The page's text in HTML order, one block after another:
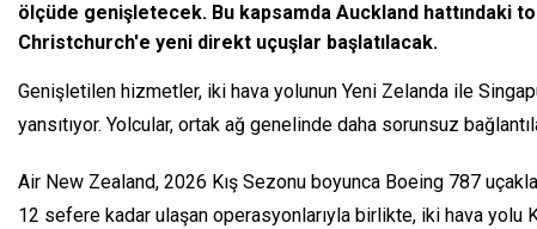
ölçüde genişletecek. Bu kapsamda Auckland hattındaki
Christchurch'e yeni direkt uçuşlar başlatılacak.
Genişletilen hizmetler, iki hava yolunun Yeni Zelanda ile
yansıtıyor. Yolcular, ortak ağ genelinde daha sorunsuz
Air New Zealand, 2026 Kış Sezonu boyunca Boeing 787
12 sefere kadar ulaşan operasyonlarıyla birlikte, iki hava